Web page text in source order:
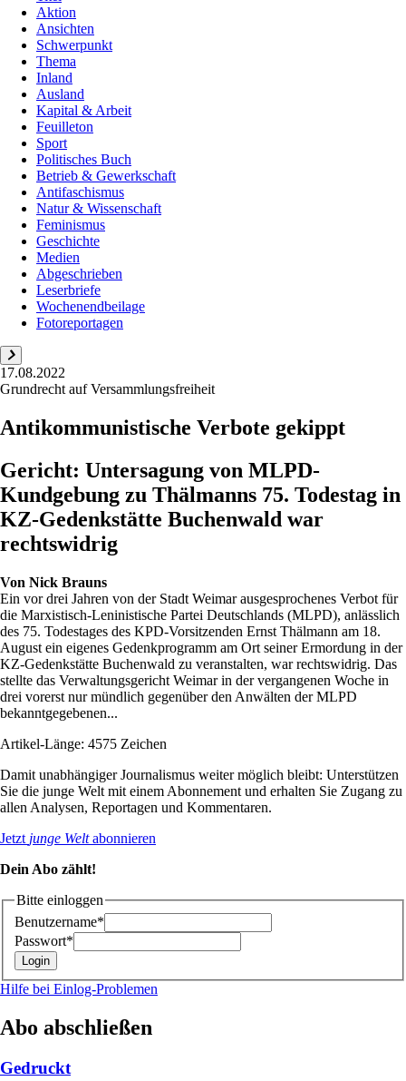
Aktion
Ansichten
Schwerpunkt
Thema
Inland
Ausland
Kapital & Arbeit
Feuilleton
Sport
Politisches Buch
Betrieb & Gewerkschaft
Antifaschismus
Natur & Wissenschaft
Feminismus
Geschichte
Medien
Abgeschrieben
Leserbriefe
Wochenendbeilage
Fotoreportagen
17.08.2022
Grundrecht auf Versammlungsfreiheit
Antikommunistische Verbote gekippt
Gericht: Untersagung von MLPD-
Kundgebung zu Thälmanns 75. Todestag in
KZ-Gedenkstätte Buchenwald war
rechtswidrig
Von Nick Brauns
Ein vor drei Jahren von der Stadt Weimar ausgesprochenes Verbot für
die Marxistisch-Leninistische Partei Deutschlands (MLPD), anlässlich
des 75. Todestages des KPD-Vorsitzenden Ernst Thälmann am 18.
August ein eigenes Gedenkprogramm am Ort seiner Ermordung in der
KZ-Gedenkstätte Buchenwald zu veranstalten, war rechtswidrig. Das
stellte das Verwaltungsgericht Weimar in der vergangenen Woche in
drei vorerst nur mündlich gegenüber den Anwälten der MLPD
bekanntgegebenen...
Artikel-Länge: 4575 Zeichen
Damit unabhängiger Journalismus weiter möglich bleibt: Unterstützen
Sie die junge Welt mit einem Abonnement und erhalten Sie Zugang zu
allen Analysen, Reportagen und Kommentaren.
Jetzt junge Weltabonnieren
Dein Abo zählt!
Bitte einloggen
Benutzername*
Passwort*
Hilfe bei Einlog-Problemen
Abo abschließen
Gedruckt